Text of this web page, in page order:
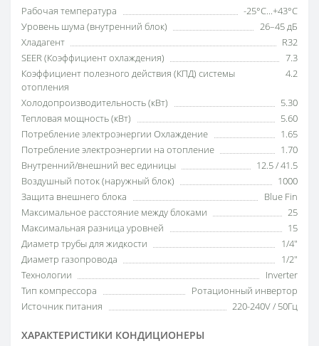
Рабочая температура
-25°C...+43°C
Уровень шума (внутренний блок)
26–45 дБ
Хладагент
R32
SEER (Коэффициент охлаждения)
7.3
Коэффициент полезного действия (КПД) системы
отопления
4.2
Холодопроизводительность (кВт)
5.30
Тепловая мощность (кВт)
5.60
Потребление электроэнергии Охлаждение
1.65
Потребление электроэнергии на отопление
1.70
Внутренний/внешний вес единицы
12.5 / 41.5
Воздушный поток (наружный блок)
1000
Защита внешнего блока
Blue Fin
Максимальное расстояние между блоками
25
Максимальная разница уровней
15
Диаметр трубы для жидкости
1/4"
Диаметр газопровода
1/2"
Технологии
Inverter
Тип компрессора
Ротационный инвертор
Источник питания
220-240V / 50Гц
ХАРАКТЕРИСТИКИ КОНДИЦИОНЕРЫ